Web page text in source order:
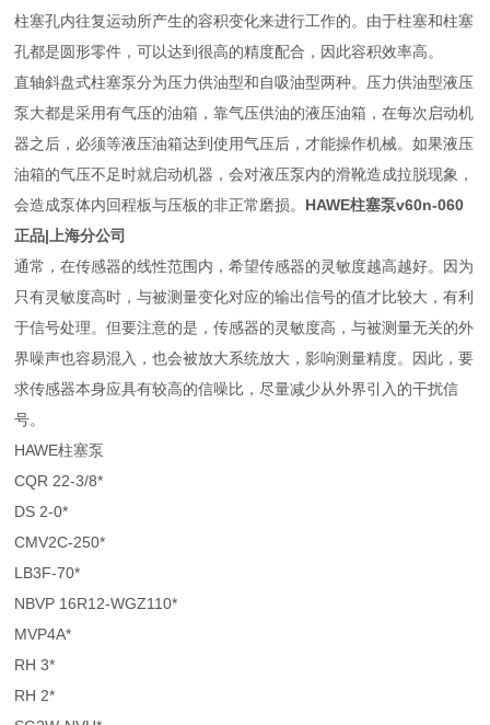
柱塞孔内往复运动所产生的容积变化来进行工作的。由于柱塞和柱塞
孔都是圆形零件，可以达到很高的精度配合，因此容积效率高。
直轴斜盘式柱塞泵分为压力供油型和自吸油型两种。压力供油型液压
泵大都是采用有气压的油箱，靠气压供油的液压油箱，在每次启动机
器之后，必须等液压油箱达到使用气压后，才能操作机械。如果液压
油箱的气压不足时就启动机器，会对液压泵内的滑靴造成拉脱现象，
会造成泵体内回程板与压板的非正常磨损。 HAWE柱塞泵v60n-060
正品|上海分公司
通常，在传感器的线性范围内，希望传感器的灵敏度越高越好。因为
只有灵敏度高时，与被测量变化对应的输出信号的值才比较大，有利
于信号处理。但要注意的是，传感器的灵敏度高，与被测量无关的外
界噪声也容易混入，也会被放大系统放大，影响测量精度。因此，要
求传感器本身应具有较高的信噪比，尽量减少从外界引入的干扰信
号。
HAWE柱塞泵
CQR 22-3/8*
DS 2-0*
CMV2C-250*
LB3F-70*
NBVP 16R12-WGZ110*
MVP4A*
RH 3*
RH 2*